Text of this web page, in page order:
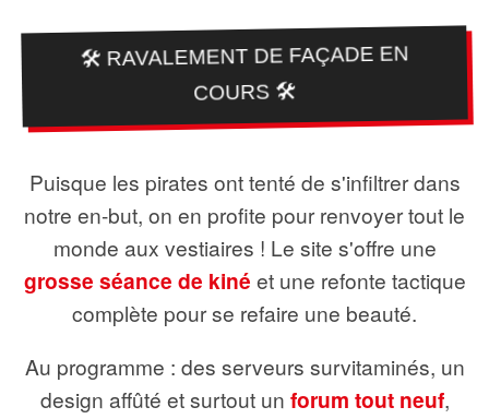
🛠️ RAVALEMENT DE FAÇADE EN
COURS 🛠️
Puisque les pirates ont tenté de s'infiltrer dans
notre en-but, on en profite pour renvoyer tout le
monde aux vestiaires ! Le site s'offre une
grosse séance de kiné et une refonte tactique
complète pour se refaire une beauté.
Au programme : des serveurs survitaminés, un
design affûté et surtout un forum tout neuf,